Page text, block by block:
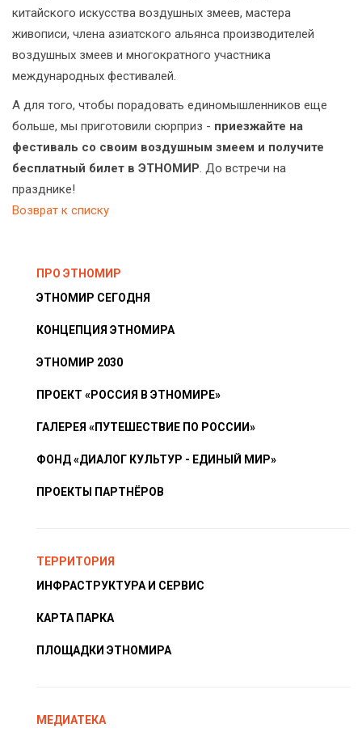
китайского искусства воздушных змеев, мастера
живописи, члена азиатского альянса производителей
воздушных змеев и многократного участника
международных фестивалей.
А для того, чтобы порадовать единомышленников еще
больше, мы приготовили сюрприз - приезжайте на
фестиваль со своим воздушным змеем и получите
бесплатный билет в ЭТНОМИР. До встречи на
празднике!
Возврат к списку
ПРО ЭТНОМИР
ЭТНОМИР СЕГОДНЯ
КОНЦЕПЦИЯ ЭТНОМИРА
ЭТНОМИР 2030
ПРОЕКТ «РОССИЯ В ЭТНОМИРЕ»
ГАЛЕРЕЯ «ПУТЕШЕСТВИЕ ПО РОССИИ»
ФОНД «ДИАЛОГ КУЛЬТУР - ЕДИНЫЙ МИР»
ПРОЕКТЫ ПАРТНЁРОВ
ТЕРРИТОРИЯ
ИНФРАСТРУКТУРА И СЕРВИС
КАРТА ПАРКА
ПЛОЩАДКИ ЭТНОМИРА
МЕДИАТЕКА